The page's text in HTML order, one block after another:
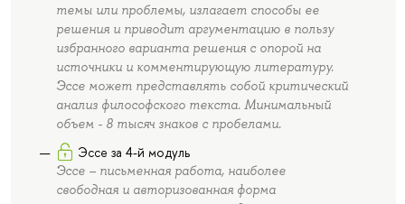
темы или проблемы, излагает способы ее
решения и приводит аргументацию в пользу
избранного варианта решения с опорой на
источники и комментирующую литературу.
Эссе может представлять собой критический
анализ философского текста. Минимальный
объем - 8 тысяч знаков с пробелами.
Эссе за 4-й модуль
Эссе – письменная работа, наиболее
свободная и авторизованная форма